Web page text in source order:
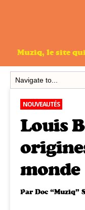
Muziq, le site
NOUVEAUTÉS
Louis
monde
ParDoc “Muziq”